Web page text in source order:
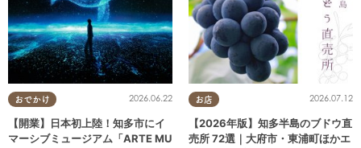
おでかけ 2026.06.22
【開業】日本初上陸！知多市にイ
マーシブミュージアム「ARTE MU
お店 2026.07.12
【2026年版】知多半島のブドウ直
売所 72選｜大府市・東浦町ほかエ